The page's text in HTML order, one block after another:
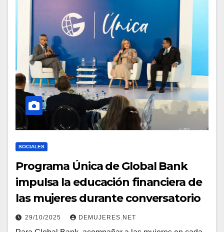
SOCIALES
Programa Única de Global Bank
impulsa la educación financiera de
las mujeres durante conversatorio
29/10/2025 DEMUJERES.NET